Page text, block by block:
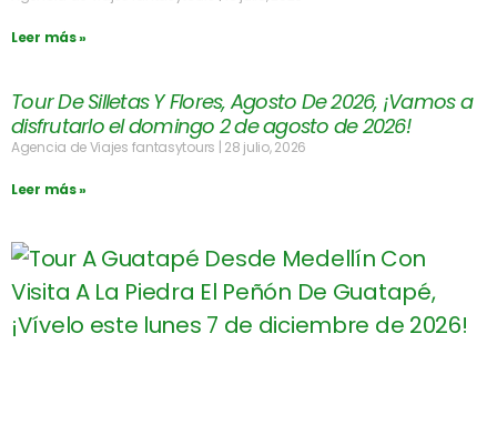
Leer más »
Tour De Silletas Y Flores, Agosto De 2026, ¡Vamos a
disfrutarlo el domingo 2 de agosto de 2026!
Agencia de Viajes fantasytours 28 julio, 2026
Leer más »